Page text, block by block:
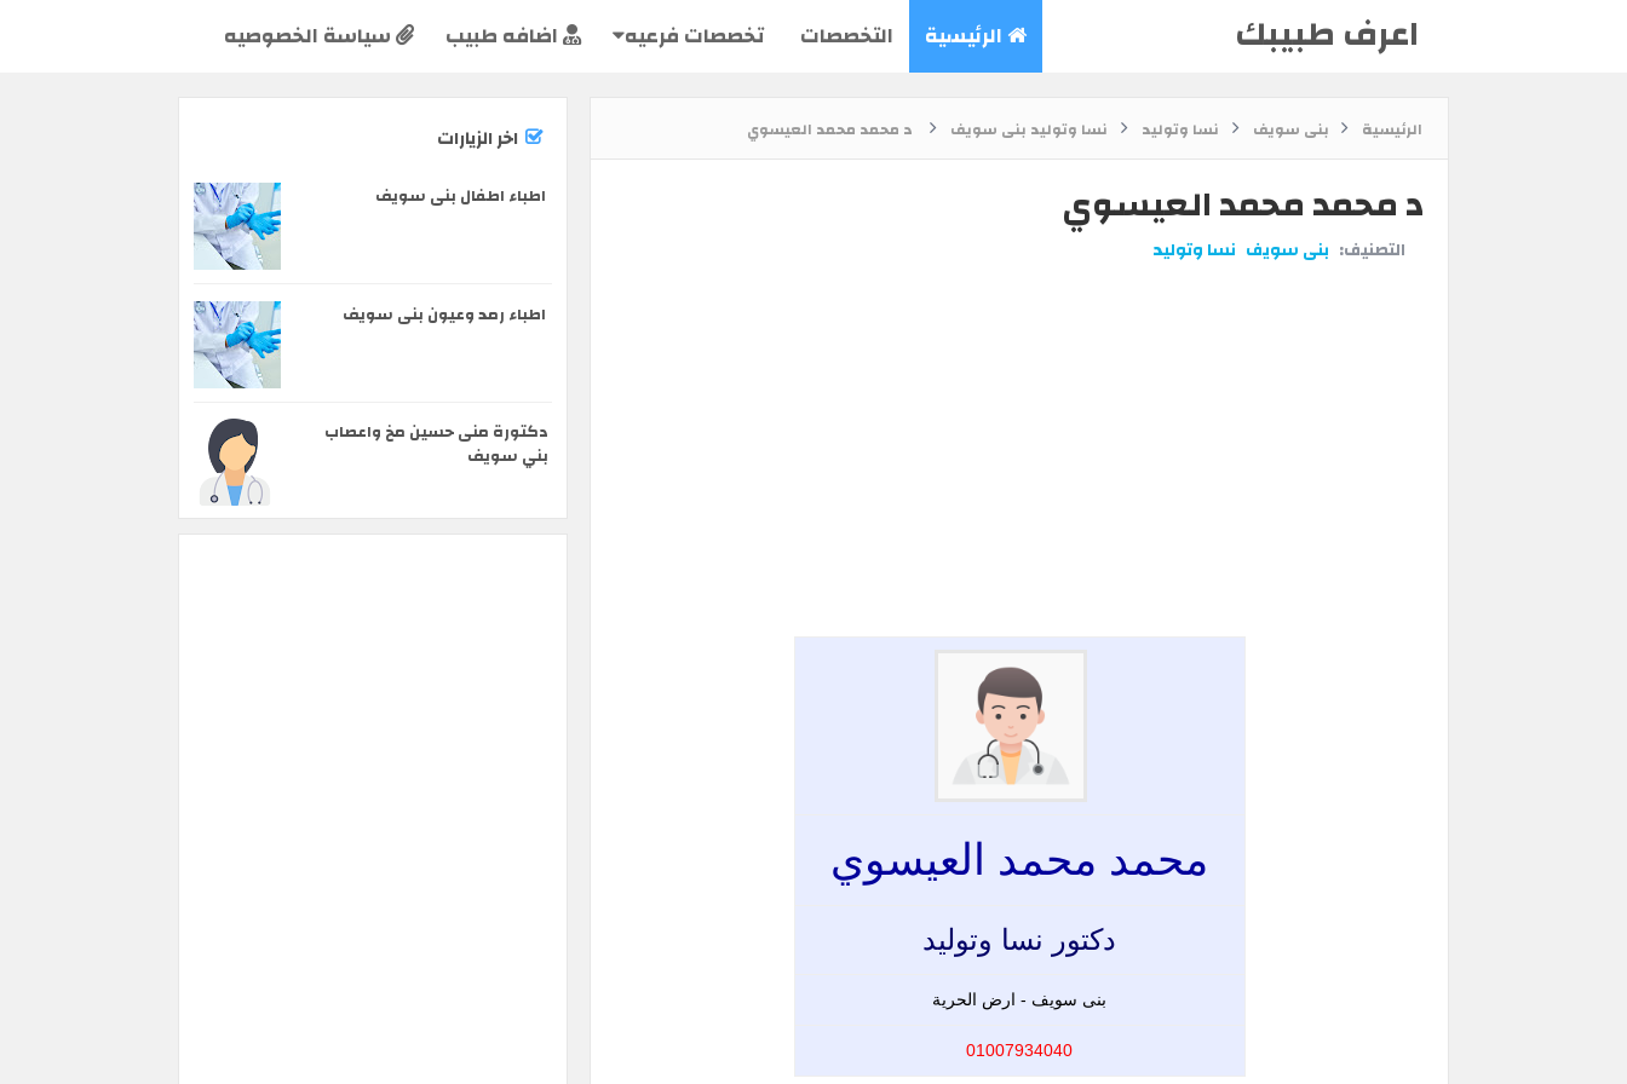
اعرف طبيبك الرئيسية التخصصات تخصصات فرعيه اضافه طبيب سياسة الخصوصيه
الرئيسية بنى سويف نسا وتوليد نسا وتوليد بنى سويف د محمد محمد العيسوي
د محمد محمد العيسوي
التصنيف: بنى سويف نسا وتوليد
محمد محمد العيسوي
دكتور نسا وتوليد
بنى سويف - ارض الحرية
01007934040
اخر الزيارات
اطباء اطفال بنى سويف
اطباء رمد وعيون بنى سويف
دكتورة منى حسين مخ واعصاب
بني سويف